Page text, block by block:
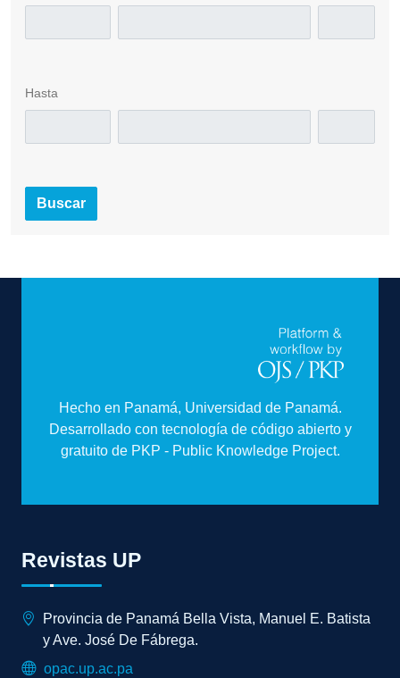
Hasta
Buscar
Hecho en Panamá, Universidad de Panamá.
Desarrollado con tecnología de código abierto y
gratuito de PKP - Public Knowledge Project.
Revistas UP
Provincia de Panamá Bella Vista, Manuel E. Batista
y Ave. José De Fábrega.
opac.up.ac.pa